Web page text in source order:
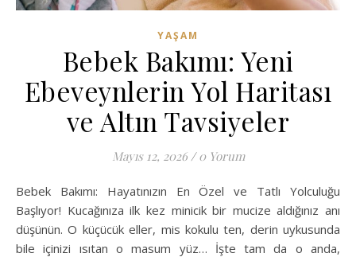
YAŞAM
Bebek Bakımı: Yeni
Ebeveynlerin Yol Haritası
ve Altın Tavsiyeler
Mayıs 12, 2026 / 0 Yorum
Bebek Bakımı: Hayatınızın En Özel ve Tatlı Yolculuğu
Başlıyor! Kucağınıza ilk kez minicik bir mucize aldığınız anı
düşünün. O küçücük eller, mis kokulu ten, derin uykusunda
bile içinizi ısıtan o masum yüz… İşte tam da o anda,